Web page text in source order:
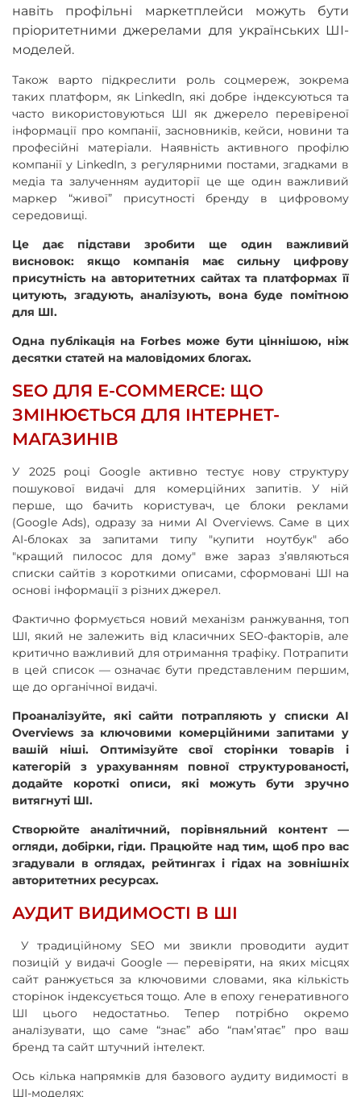
навіть профільні маркетплейси можуть бути
пріоритетними джерелами для українських ШІ-
моделей.
Також варто підкреслити роль соцмереж, зокрема
таких платформ, як LinkedIn, які добре індексуються та
часто використовуються ШІ як джерело перевіреної
інформації про компанії, засновників, кейси, новини та
професійні матеріали. Наявність активного профілю
компанії у LinkedIn, з регулярними постами, згадками в
медіа та залученням аудиторії це ще один важливий
маркер “живої” присутності бренду в цифровому
середовищі.
Це дає підстави зробити ще один важливий
висновок: якщо компанія має сильну цифрову
присутність на авторитетних сайтах та платформах її
цитують, згадують, аналізують, вона буде помітною
для ШІ.
Одна публікація на Forbes може бути ціннішою, ніж
десятки статей на маловідомих блогах.
SEO ДЛЯ E-COMMERCE: ЩО
ЗМІНЮЄТЬСЯ ДЛЯ ІНТЕРНЕТ-
МАГАЗИНІВ
У 2025 році Google активно тестує нову структуру
пошукової видачі для комерційних запитів. У ній
перше, що бачить користувач, це блоки реклами
(Google Ads), одразу за ними AI Overviews. Саме в цих
AI-блоках за запитами типу "купити ноутбук" або
"кращий пилосос для дому" вже зараз з’являються
списки сайтів з короткими описами, сформовані ШІ на
основі інформації з різних джерел.
Фактично формується новий механізм ранжування, топ
ШІ, який не залежить від класичних SEO-факторів, але
критично важливий для отримання трафіку. Потрапити
в цей список — означає бути представленим першим,
ще до органічної видачі.
Проаналізуйте, які сайти потрапляють у списки AI
Overviews за ключовими комерційними запитами у
вашій ніші. Оптимізуйте свої сторінки товарів і
категорій з урахуванням повної структурованості,
додайте короткі описи, які можуть бути зручно
витягнуті ШІ.
Створюйте аналітичний, порівняльний контент —
огляди, добірки, гіди. Працюйте над тим, щоб про вас
згадували в оглядах, рейтингах і гідах на зовнішніх
авторитетних ресурсах.
АУДИТ ВИДИМОСТІ В ШІ
У традиційному SEO ми звикли проводити аудит
позицій у видачі Google — перевіряти, на яких місцях
сайт ранжується за ключовими словами, яка кількість
сторінок індексується тощо. Але в епоху генеративного
ШІ цього недостатньо. Тепер потрібно окремо
аналізувати, що саме “знає” або “пам’ятає” про ваш
бренд та сайт штучний інтелект.
Ось кілька напрямків для базового аудиту видимості в
ШІ-моделях: